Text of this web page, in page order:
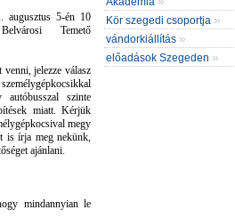
augusztus 5-én 10
Temető
venni, jelezze válasz
autóbusszal szinte
miatt. Kérjük
megy
is írja meg nekünk,
ajánlani.
mindannyian le
Kör szegedi csoportja »
vándorkiállítás »
előadások Szegeden »